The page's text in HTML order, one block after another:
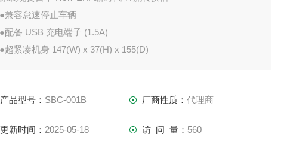
●兼容怠速停止车辆
●配备 USB 充电端子 (1.5A)
●超紧凑机身 147(W) x 37(H) x 155(D)
●大容量恒定输出（备用输出）
●采用开关方式实现高效率（约95%）
产品型号： SBC-001B 厂商性质： 代理商
更新时间： 2025-05-18 访 问 量： 560